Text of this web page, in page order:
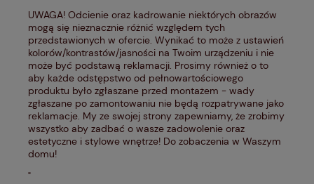
UWAGA! Odcienie oraz kadrowanie niektórych obrazów
mogą się nieznacznie różnić względem tych
przedstawionych w ofercie. Wynikać to może z ustawień
kolorów/kontrastów/jasności na Twoim urządzeniu i nie
może być podstawą reklamacji. Prosimy również o to
aby każde odstępstwo od pełnowartościowego
produktu było zgłaszane przed montażem - wady
zgłaszane po zamontowaniu nie będą rozpatrywane jako
reklamacje. My ze swojej strony zapewniamy, że zrobimy
wszystko aby zadbać o wasze zadowolenie oraz
estetyczne i stylowe wnętrze! Do zobaczenia w Waszym
domu!
"